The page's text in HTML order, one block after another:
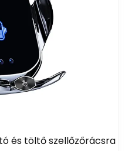
és töltő szellőzőrácsra